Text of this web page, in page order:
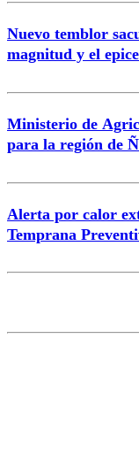
Nuevo temblor
magnitud y el
Ministerio de
para la región de
Alerta por calor
Temprana